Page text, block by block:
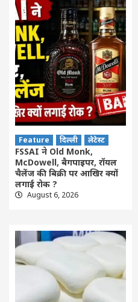
Feature दिल्ली लेटेस्ट
FSSAI ने Old Monk,
McDowell, बैगपाइपर, रॉयल
चैलेंज की बिक्री पर आखिर क्यों
लगाई रोक ?
August 6, 2026